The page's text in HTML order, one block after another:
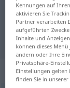
für
Kennungen auf
aktivieren Sie
Partner verarbeiten
aufgeführten
Inhalte und
können dieses
ändern oder Ihre
Privatsphäre-
Einstellungen
finden Sie in